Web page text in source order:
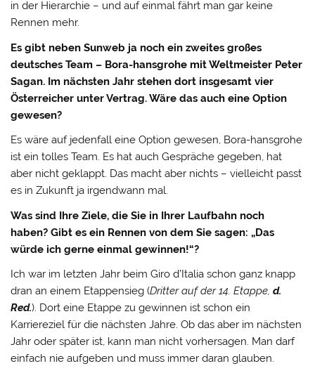
in der Hierarchie – und auf einmal fährt man gar keine
Rennen mehr.
Es gibt neben Sunweb ja noch ein zweites großes
deutsches Team – Bora-hansgrohe mit Weltmeister Peter
Sagan. Im nächsten Jahr stehen dort insgesamt vier
Österreicher unter Vertrag. Wäre das auch eine Option
gewesen?
Es wäre auf jedenfall eine Option gewesen, Bora-hansgrohe
ist ein tolles Team. Es hat auch Gespräche gegeben, hat
aber nicht geklappt. Das macht aber nichts – vielleicht passt
es in Zukunft ja irgendwann mal.
Was sind Ihre Ziele, die Sie in Ihrer Laufbahn noch
haben? Gibt es ein Rennen von dem Sie sagen: „Das
würde ich gerne einmal gewinnen!“?
Ich war im letzten Jahr beim Giro d’Italia schon ganz knapp
dran an einem Etappensieg (Dritter auf der 14. Etappe,d.
Red.). Dort eine Etappe zu gewinnen ist schon ein
Karriereziel für die nächsten Jahre. Ob das aber im nächsten
Jahr oder später ist, kann man nicht vorhersagen. Man darf
einfach nie aufgeben und muss immer daran glauben.